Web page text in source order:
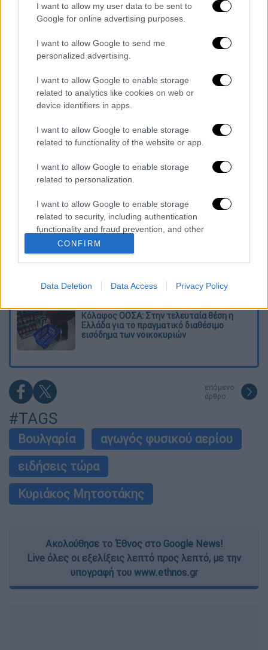
I want to allow my user data to be sent to
Google for online advertising purposes.
I want to allow Google to send me
personalized advertising.
I want to allow Google to enable storage
related to analytics like cookies on web or
device identifiers in apps.
I want to allow Google to enable storage
related to functionality of the website or app.
I want to allow Google to enable storage
related to personalization.
I want to allow Google to enable storage
related to security, including authentication
functionality and fraud prevention, and other
user protection.
CONFIRM
Data Deletion Data Access Privacy Policy
Καβάλα: Σκότωσε τη σύντροφο και το
μωρό τους για την επιμέλεια - Είχαν
χωρίσει και εκείνη ήθελε να
επιστρέψουν στη Γερμανία
καθηλωτικής σειράς του Open την
Κυριακή 2 Οκτωβρίου - Τι θα δούμε στο
Διαβάστε ακόμη
Δημιούργησαν με AI νέους ιούς μέσα σε
λίγες ώρες - Γιατί προβληματίζονται οι
Σαν το τρομακτικό It: 15χρονο ντυμένος
κλόουν μαχαίρωσε μέχρι θανάτου
ηλικιωμένο - Τον κατέγραψε κάμερα
καταγγελίες, οι παρατάξεις περνούν στην
Κόλαφος ΟΟΣΑ: Στην τελευταία θέση η
Ελλάδα για το πραγματικό διαθέσιμο
εισόδημα των νοικοκυριών
επόμενο
άρθρο
#TAGS
Βουλγαρία
αγωγός φυσικού αερίου
ειδήσεις τώρα
Κυριάκος Μητσοτάκης
Ακολούθησε το Έθνος στο Google News!
Live όλες οι εξελίξεις λεπτό προς λεπτό, με την
υπογραφή του www.ethnos.gr